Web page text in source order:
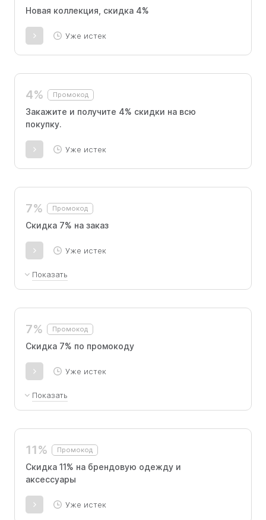
Новая коллекция, скидка 4%
Уже истек
4% Промокод
Закажите и получите 4% скидки на всю
покупку.
Уже истек
7% Промокод
Скидка 7% на заказ
Уже истек
Показать
другими скидками и предложениями.
7% Промокод
​Скидка 7% по промокоду
Уже истек
Показать
другими скидками и предложениями.
11% Промокод
Скидка 11% на брендовую одежду и
аксессуары
Уже истек